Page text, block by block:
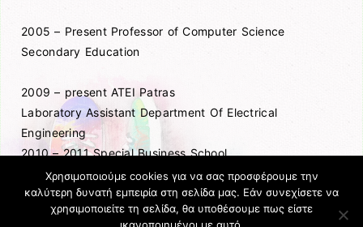
2005 – Present Professor of Computer Science
Secondary Education
2009 – present ATEI Patras
Laboratory Assistant Department Of Electrical
Engineering
2010 – 2011 Special Business School
DirectorΧρησιμοποιούμε cookies για να σας προσφέρουμε την
καλύτερη δυνατή εμπειρία στη σελίδα μας. Εάν συνεχίσετε να
χρησιμοποιείτε τη σελίδα, θα υποθέσουμε πως είστε